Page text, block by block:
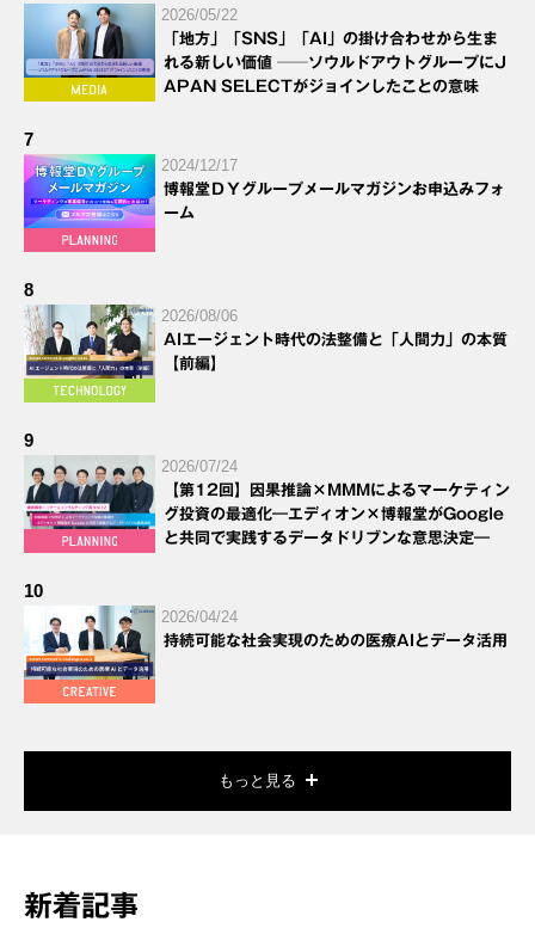
2026/05/22
「地方」「SNS」「AI」の掛け合わせから生ま
れる新しい価値 ──ソウルドアウトグループにJ
APAN SELECTがジョインしたことの意味
7
2024/12/17
博報堂ＤＹグループメールマガジンお申込みフォ
ーム
8
2026/08/06
AIエージェント時代の法整備と「人間力」の本質
【前編】
9
2026/07/24
【第12回】因果推論×MMMによるマーケティン
グ投資の最適化―エディオン×博報堂がGoogle
と共同で実践するデータドリブンな意思決定―
10
2026/04/24
持続可能な社会実現のための医療AIとデータ活用
もっと見る
新着記事